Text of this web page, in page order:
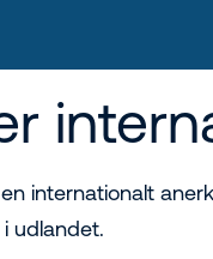
internationalt
udlandet.